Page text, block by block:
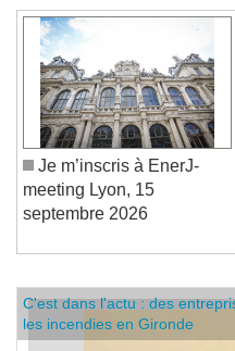
Je m’inscris à EnerJ-
meeting Lyon, 15
C'est dans l'actu : des
les incendies en Gironde